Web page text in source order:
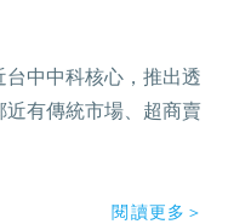
中中科核心，推出透
有傳統市場、超商賣
閱讀更多＞